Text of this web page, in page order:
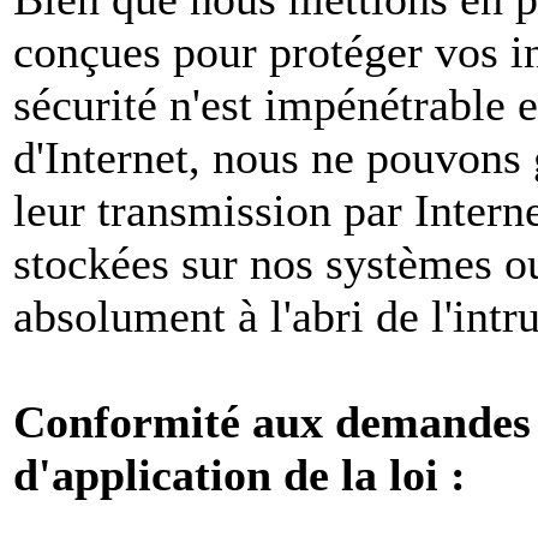
conçues pour protéger vos
sécurité n'est impénétrable
d'Internet, nous ne
leur transmission par
stockées sur nos systèmes
absolument à l'abri de
Conformité aux
d'application de la loi :